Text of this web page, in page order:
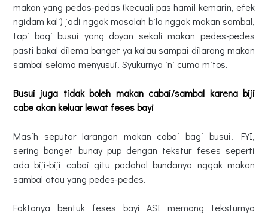
makan yang pedas-pedas (kecuali pas hamil kemarin, efek
ngidam kali) jadi nggak masalah bila nggak makan sambal,
tapi bagi busui yang doyan sekali makan pedes-pedes
pasti bakal dilema banget ya kalau sampai dilarang makan
sambal selama menyusui. Syukurnya ini cuma mitos.
Busui juga tidak boleh makan cabai/sambal karena biji
cabe akan keluar lewat feses bayi
Masih seputar larangan makan cabai bagi busui. FYI,
sering banget bunay pup dengan tekstur feses seperti
ada biji-biji cabai gitu padahal bundanya nggak makan
sambal atau yang pedes-pedes.
Faktanya bentuk feses bayi ASI memang teksturnya